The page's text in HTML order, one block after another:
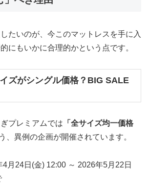
たいのが、今このマットレスを手に入
にもいかに合理的かという点です。
イズがシングル価格？BIG SALE
プレミアムでは 「全サイズ均一価格
、異例の企画が開催されています。
4月24日(金) 12:00 ～ 2026年5月22日